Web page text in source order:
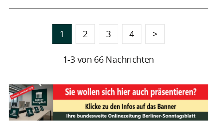
1 2 3 4 >
1-3 von 66 Nachrichten